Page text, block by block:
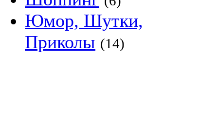
Юмор, Шутки,
Приколы (14)